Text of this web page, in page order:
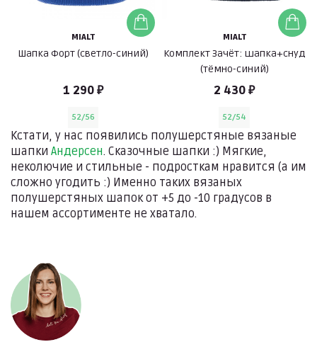
MIALT
Шапка Форт (светло-синий)
1 290 ₽
52/56
MIALT
Комплект Зачёт: шапка+снуд
(тёмно-синий)
2 430 ₽
52/54
Кстати, у нас появились полушерстяные вязаные
шапки Андерсен. Сказочные шапки :) Мягкие,
неколючие и стильные - подросткам нравится (а им
сложно угодить :) Именно таких вязаных
полушерстяных шапок от +5 до -10 градусов в
нашем ассортименте не хватало.